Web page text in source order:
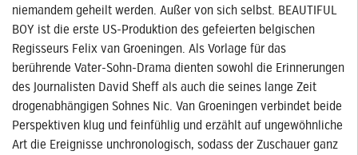
niemandem geheilt werden. Außer von sich selbst. BEAUTIFUL
BOY ist die erste US-Produktion des gefeierten belgischen
Regisseurs Felix van Groeningen. Als Vorlage für das
berührende Vater-Sohn-Drama dienten sowohl die Erinnerungen
des Journalisten David Sheff als auch die seines lange Zeit
drogenabhängigen Sohnes Nic. Van Groeningen verbindet beide
Perspektiven klug und feinfühlig und erzählt auf ungewöhnliche
Art die Ereignisse unchronologisch, sodass der Zuschauer ganz